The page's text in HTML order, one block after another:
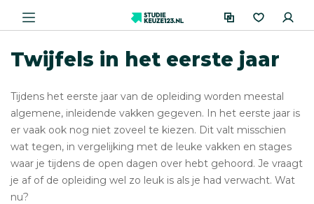
Twijfels in het eerste jaar
Tijdens het eerste jaar van de opleiding worden meestal
algemene, inleidende vakken gegeven. In het eerste jaar is
er vaak ook nog niet zoveel te kiezen. Dit valt misschien
wat tegen, in vergelijking met de leuke vakken en stages
waar je tijdens de open dagen over hebt gehoord. Je vraagt
je af of de opleiding wel zo leuk is als je had verwacht. Wat
nu?